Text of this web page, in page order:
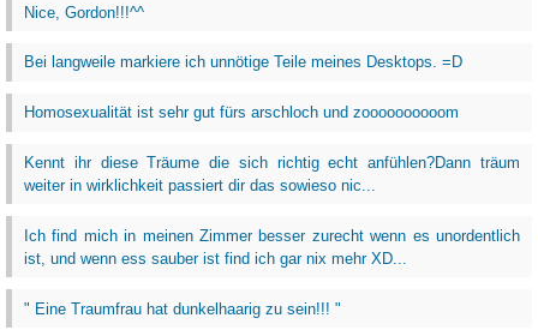
Nice, Gordon!!!^^
Bei langweile markiere ich unnötige Teile meines Desktops. =D
Homosexualität ist sehr gut fürs arschloch und zoooooooooom
Kennt ihr diese Träume die sich richtig echt anfühlen?Dann träum
weiter in wirklichkeit passiert dir das sowieso nic...
Ich find mich in meinen Zimmer besser zurecht wenn es unordentlich
ist, und wenn ess sauber ist find ich gar nix mehr XD...
" Eine Traumfrau hat dunkelhaarig zu sein!!! "